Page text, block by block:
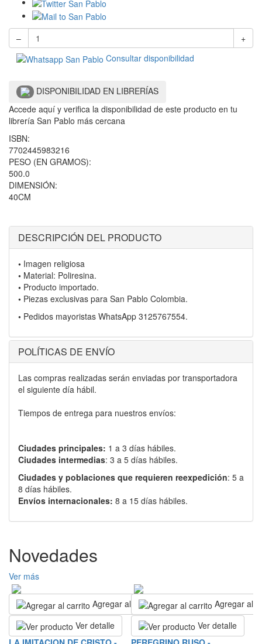
–
+
Consultar disponibilidad
DISPONIBILIDAD EN LIBRERÍAS
Accede aquí y verifica la disponibilidad de este producto en tu
librería San Pablo más cercana
ISBN:
7702445983216
PESO (EN GRAMOS):
500.0
DIMENSIÓN:
40CM
DESCRIPCIÓN DEL PRODUCTO
• Imagen religiosa
• Material: Poliresina.
• Producto importado.
• Piezas exclusivas para San Pablo Colombia.
• Pedidos mayoristas WhatsApp 3125767554.
POLÍTICAS DE ENVÍO
Las compras realizadas serán enviadas por transportadora
el siguiente día hábil.
Tiempos de entrega para nuestros envíos:
Ciudades principales: 1 a 3 días hábiles.
Ciudades intermedias: 3 a 5 días hábiles.
Ciudades y poblaciones que requieren reexpedición: 5 a
8 días hábiles.
Envíos internacionales: 8 a 15 días hábiles.
Novedades
Ver más
Agregar al carrito
Ver detalle
Agregar al
Ver detalle